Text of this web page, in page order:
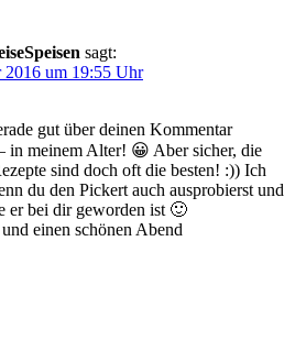
sagt:
2016 um 19:55 Uhr
gut über deinen Kommentar
in meinem Alter! 😀 Aber sicher, die
sind doch oft die besten! :)) Ich
du den Pickert auch ausprobierst und
er bei dir geworden ist 🙂
einen schönen Abend